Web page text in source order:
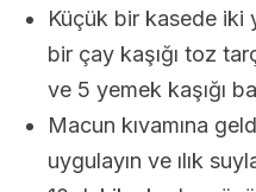
Küçük bir kasede iki
bir çay kaşığı toz
ve 5 yemek kaşığı
Macun kıvamına
uygulayın ve ılık